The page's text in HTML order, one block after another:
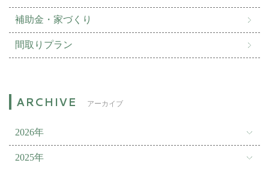
補助金・家づくり
間取りプラン
アーカイブ
2026年
2025年